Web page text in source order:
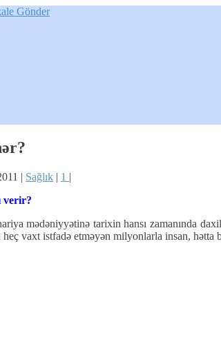
| Sağlık | 1 |
verir?
mədəniyyətinə tarixin hansı zamanında
vaxt istfadə etməyən milyonlarla insan, hətta